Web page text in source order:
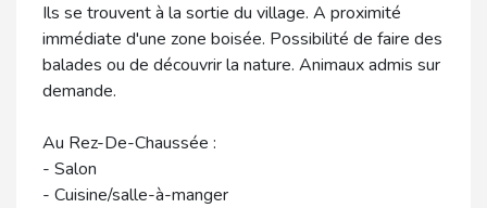
Ils se trouvent à la sortie du village. A proximité
immédiate d'une zone boisée. Possibilité de faire des
balades ou de découvrir la nature. Animaux admis sur
demande.
Au Rez-De-Chaussée :
- Salon
- Cuisine/salle-à-manger